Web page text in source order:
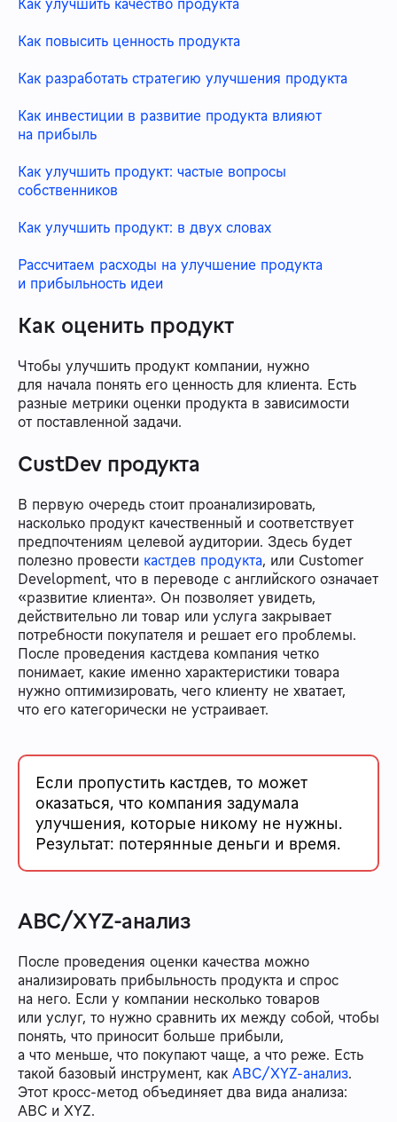
Как повысить ценность продукта
Как разработать стратегию улучшения продукта
Как инвестиции в развитие продукта влияют
на прибыль
Как улучшить продукт: частые вопросы
собственников
Как улучшить продукт: в двух словах
Рассчитаем расходы на улучшение продукта
и прибыльность идеи
Как оценить продукт
Чтобы улучшить продукт компании, нужно
для начала понять его ценность для клиента. Есть
разные метрики оценки продукта в зависимости
от поставленной задачи.
CustDev продукта
В первую очередь стоит проанализировать,
насколько продукт качественный и соответствует
предпочтениям целевой аудитории. Здесь будет
полезно провести кастдев продукта, или Customer
Development, что в переводе с английского означает
«развитие клиента». Он позволяет увидеть,
действительно ли товар или услуга закрывает
потребности покупателя и решает его проблемы.
После проведения кастдева компания четко
понимает, какие именно характеристики товара
нужно оптимизировать, чего клиенту не хватает,
что его категорически не устраивает.
Если пропустить кастдев, то может
оказаться, что компания задумала
улучшения, которые никому не нужны.
Результат: потерянные деньги и время.
ABC/XYZ-анализ
После проведения оценки качества можно
анализировать прибыльность продукта и спрос
на него. Если у компании несколько товаров
или услуг, то нужно сравнить их между собой, чтобы
понять, что приносит больше прибыли,
а что меньше, что покупают чаще, а что реже. Есть
такой базовый инструмент, как ABC/XYZ-анализ.
Этот кросс-метод объединяет два вида анализа:
ABC и XYZ.